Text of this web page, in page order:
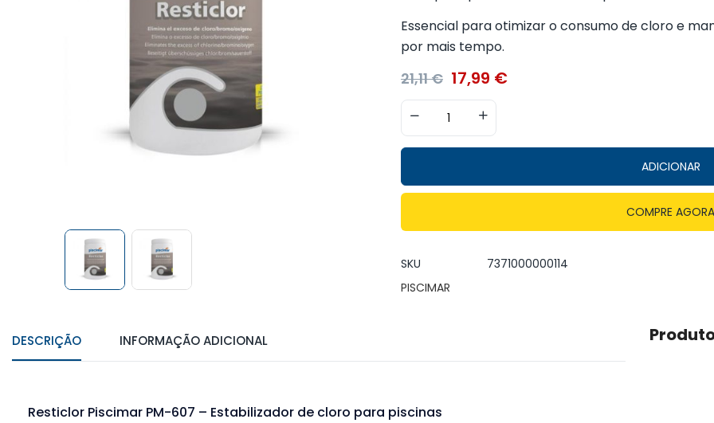
Essencial para otimizar o consumo de cloro e
por mais tempo.
21,11€ 17,99 €
ADICIONAR
COMPRE AGORA
SKU
7371000000114
PISCIMAR
DESCRIÇÃO INFORMAÇÃO ADICIONAL
Resticlor Piscimar PM-607 – Estabilizador de cloro para piscinas